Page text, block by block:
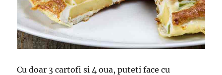
Cu doar 3 cartofi si 4 oua, puteti face cu